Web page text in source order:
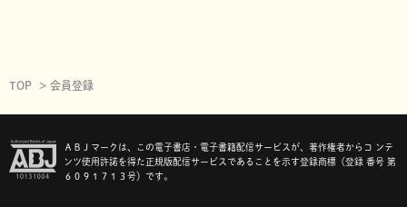
TOP 会員登録
ＡＢＪマークは、この電子書店・電子書籍配信サービスが、著作権者からコ ンテ
ンツ使用許諾を得た正規版配信サービスであることを示す登録商標（登録 番号 第
６０９１７１３号）です。